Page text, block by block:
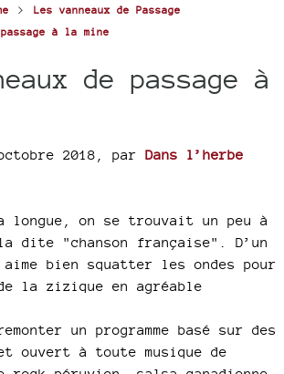
> Les vanneaux de Passage
à la mine
de passage à
2018 par Dans l’herbe
longue, on se trouvait un peu à
dite "chanson française". D’un
bien squatter les ondes pour
la zizique en agréable
un programme basé sur des
ouvert à toute musique de